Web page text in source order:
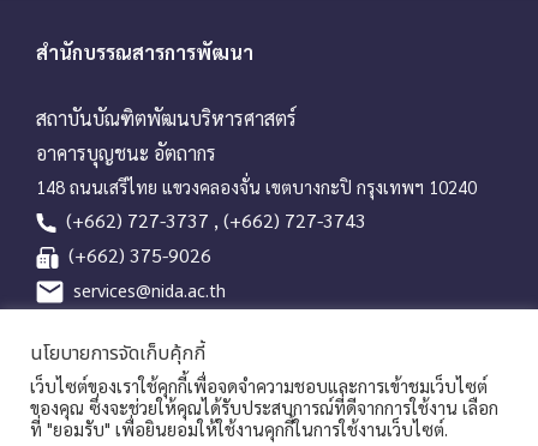
n
สำนักบรรณสารการพัฒนา
สถาบันบัณฑิตพัฒนบริหารศาสตร์
อาคารบุญชนะ อัตถากร
148 ถนนเสรีไทย แขวงคลองจั่น เขตบางกะปิ กรุงเทพฯ 10240
(+662) 727-3737 , (+662) 727-3743
(+662) 375-9026
services@nida.ac.th
Line OA
นโยบายการจัดเก็บคุ้กกี้
เว็บไซต์ของเราใช้คุกกี้เพื่อจดจำความชอบและการเข้าชมเว็บไซต์
ของคุณ ซึ่งจะช่วยให้คุณได้รับประสบการณ์ที่ดีจากการใช้งาน เลือก
ที่ "ยอมรับ" เพื่อยินยอมให้ใช้งานคุกกี้ในการใช้งานเว็บไซต์.